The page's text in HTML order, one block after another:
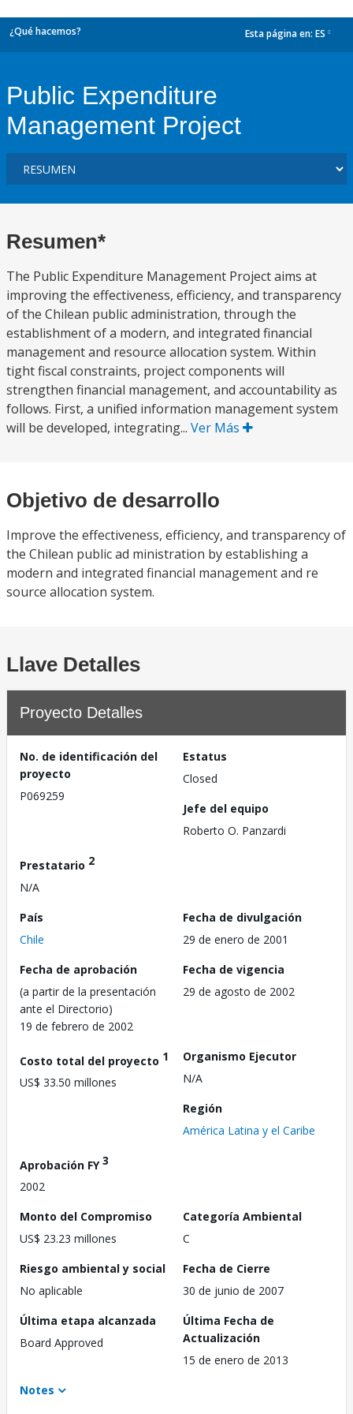
¿Qué hacemos? Esta página en: ES
Public Expenditure
Management Project
Resumen*
The Public Expenditure Management Project aims at
improving the effectiveness, efficiency, and transparency
of the Chilean public administration, through the
establishment of a modern, and integrated financial
management and resource allocation system. Within
tight fiscal constraints, project components will
strengthen financial management, and accountability as
follows. First, a unified information management system
will be developed, integrating... Ver Más
Objetivo de desarrollo
Improve the effectiveness, efficiency, and transparency of
the Chilean public ad ministration by establishing a
modern and integrated financial management and re
source allocation system.
Llave Detalles
Proyecto Detalles
No. de identificación del
proyecto
P069259
Estatus
Closed
Jefe del equipo
Roberto O. Panzardi
Prestatario 2
N/A
País
Chile
Fecha de divulgación
29 de enero de 2001
Fecha de aprobación
(a partir de la presentación
ante el Directorio)
19 de febrero de 2002
Fecha de vigencia
29 de agosto de 2002
Costo total del proyecto 1
US$ 33.50 millones
Organismo Ejecutor
N/A
Región
América Latina y el Caribe
Aprobación FY3
2002
Monto del Compromiso
US$ 23.23 millones
Categoría Ambiental
C
Riesgo ambiental y social
No aplicable
Fecha de Cierre
30 de junio de 2007
Última etapa alcanzada
Board Approved
Última Fecha de
Actualización
15 de enero de 2013
Notes